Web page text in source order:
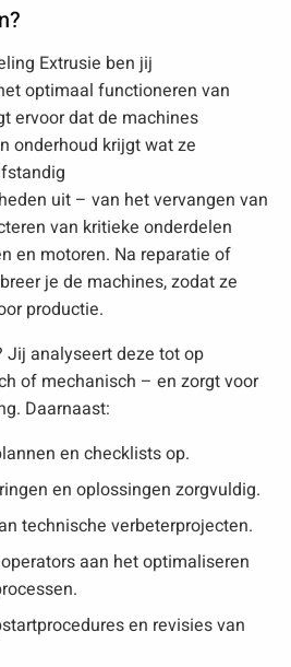
Extrusie ben jij
optimaal functioneren van
ervoor dat de machines
onderhoud krijgt wat ze
uit – van het vervangen van
van kritieke onderdelen
en motoren. Na reparatie of
je de machines, zodat ze
productie.
Jij analyseert deze tot op
of mechanisch – en zorgt voor
Daarnaast:
en checklists op.
en oplossingen zorgvuldig.
technische verbeterprojecten.
aan het optimaliseren
en revisies van